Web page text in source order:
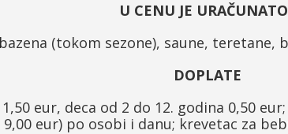
U CENU JE
(tokom sezone), saune, teretane,
DOPLATE
eur, deca od 2 do 12. godina 0,50
eur) po osobi i danu; krevetac za